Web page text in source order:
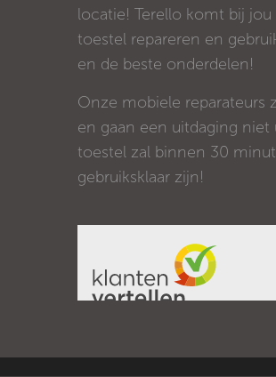
locatie! Terello komt bij
toestel repareren en
en de beste onderdelen!
Onze mobiele reparateurs
en gaan een uitdaging
toestel zal binnen 30
gebruiksklaar zijn!